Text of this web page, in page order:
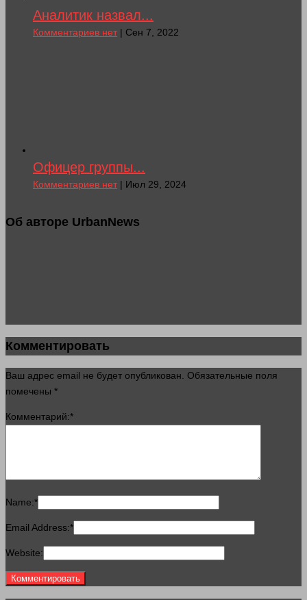
Аналитик назвал...
Комментариев нет| Сен 7, 2022
Офицер группы...
Комментариев нет| Июл 29, 2024
Об авторе UrbanNews
Комментировать
Ваш адрес email не будет опубликован. Обязательные поля
помечены *
Комментарий:*
Name:*
Email Address:*
Website: